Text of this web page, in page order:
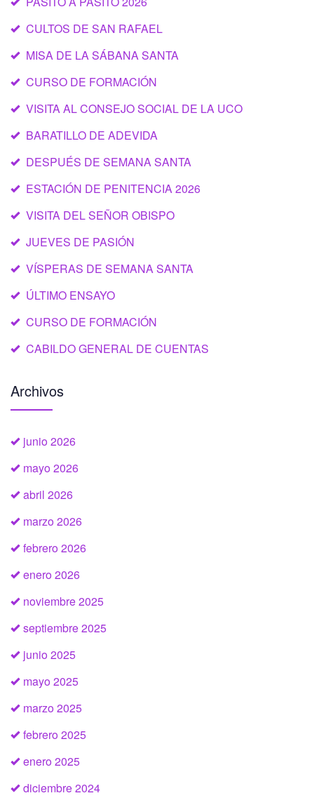
CULTOS DE SAN RAFAEL
MISA DE LA SÁBANA SANTA
CURSO DE FORMACIÓN
VISITA AL CONSEJO SOCIAL DE LA UCO
BARATILLO DE ADEVIDA
DESPUÉS DE SEMANA SANTA
ESTACIÓN DE PENITENCIA 2026
VISITA DEL SEÑOR OBISPO
JUEVES DE PASIÓN
VÍSPERAS DE SEMANA SANTA
ÚLTIMO ENSAYO
CURSO DE FORMACIÓN
CABILDO GENERAL DE CUENTAS
Archivos
junio 2026
mayo 2026
abril 2026
marzo 2026
febrero 2026
enero 2026
noviembre 2025
septiembre 2025
junio 2025
mayo 2025
marzo 2025
febrero 2025
enero 2025
diciembre 2024